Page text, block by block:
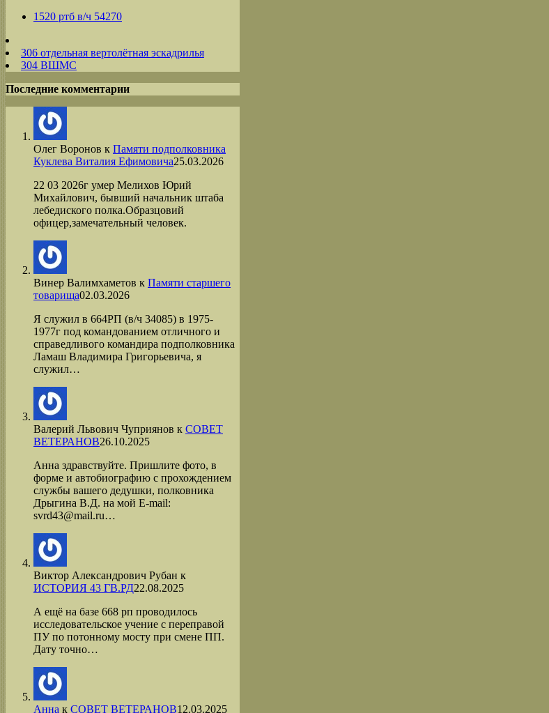
1520 ртб в/ч 54270
306 отдельная вертолётная эскадрилья
304 ВШМС
Последние комментарии
Олег Воронов к Памяти подполковника
Куклева Виталия Ефимовича25.03.2026
22 03 2026г умер Мелихов Юрий
Михайлович, бывший начальник штаба
лебедиского полка.Образцовий
офицер,замечательный человек.
Винер Валимхаметов к Памяти старшего
товарища02.03.2026
Я служил в 664РП (в/ч 34085) в 1975-
1977г под командованием отличного и
справедливого командира подполковника
Ламаш Владимира Григорьевича, я
служил…
Валерий Львович Чуприянов к СОВЕТ
ВЕТЕРАНОВ26.10.2025
Анна здравствуйте. Пришлите фото, в
форме и автобиографию с прохождением
службы вашего дедушки, полковника
Дрыгина В.Д. на мой Е-mail:
svrd43@mail.ru…
Виктор Александрович Рубан к
ИСТОРИЯ 43 ГВ.РД22.08.2025
А ещё на базе 668 рп проводилось
исследовательское учение с переправой
ПУ по потонному мосту при смене ПП.
Дату точно…
Анна к СОВЕТ ВЕТЕРАНОВ12.03.2025